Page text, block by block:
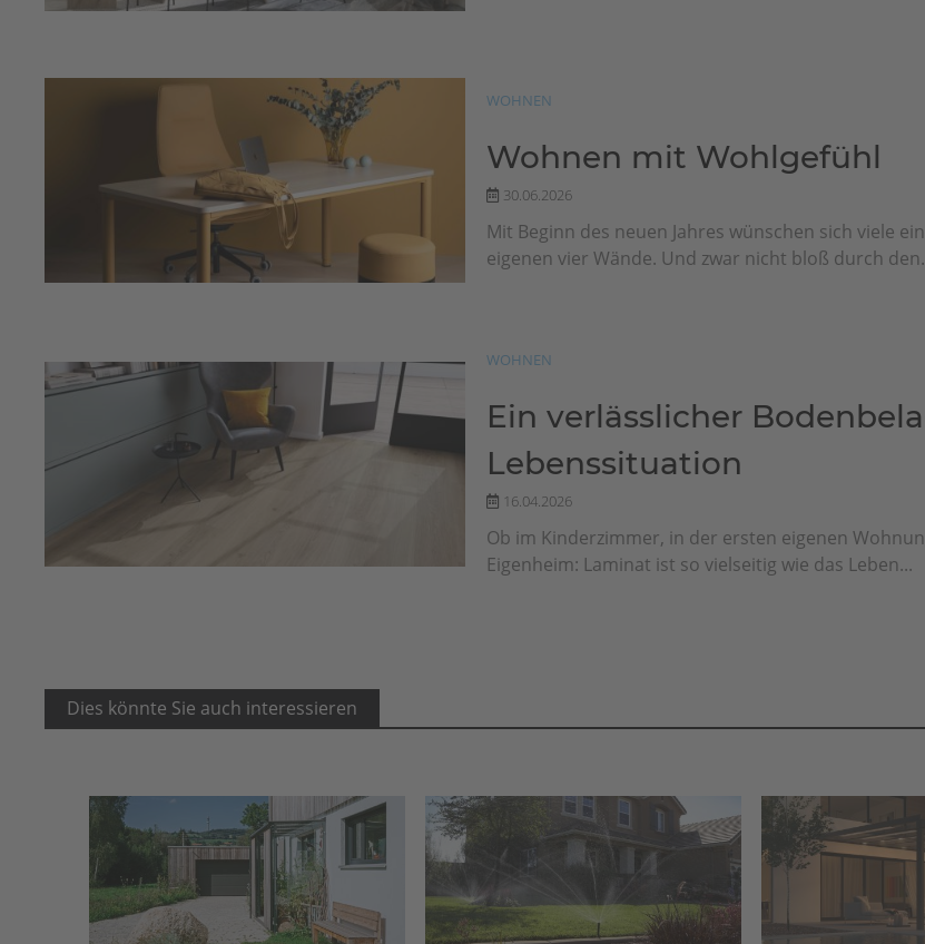
WOHNEN
Wohnen mit Wohlgefühl
30.06.2026
Mit Beginn des neuen Jahres wünschen sich viele
eigenen vier Wände. Und zwar nicht bloß durch
WOHNEN
Ein verlässlicher
Lebenssituation
16.04.2026
Ob im Kinderzimmer, in der ersten eigenen
Eigenheim: Laminat ist so vielseitig wie das Leben...
Dies könnte Sie auch interessieren